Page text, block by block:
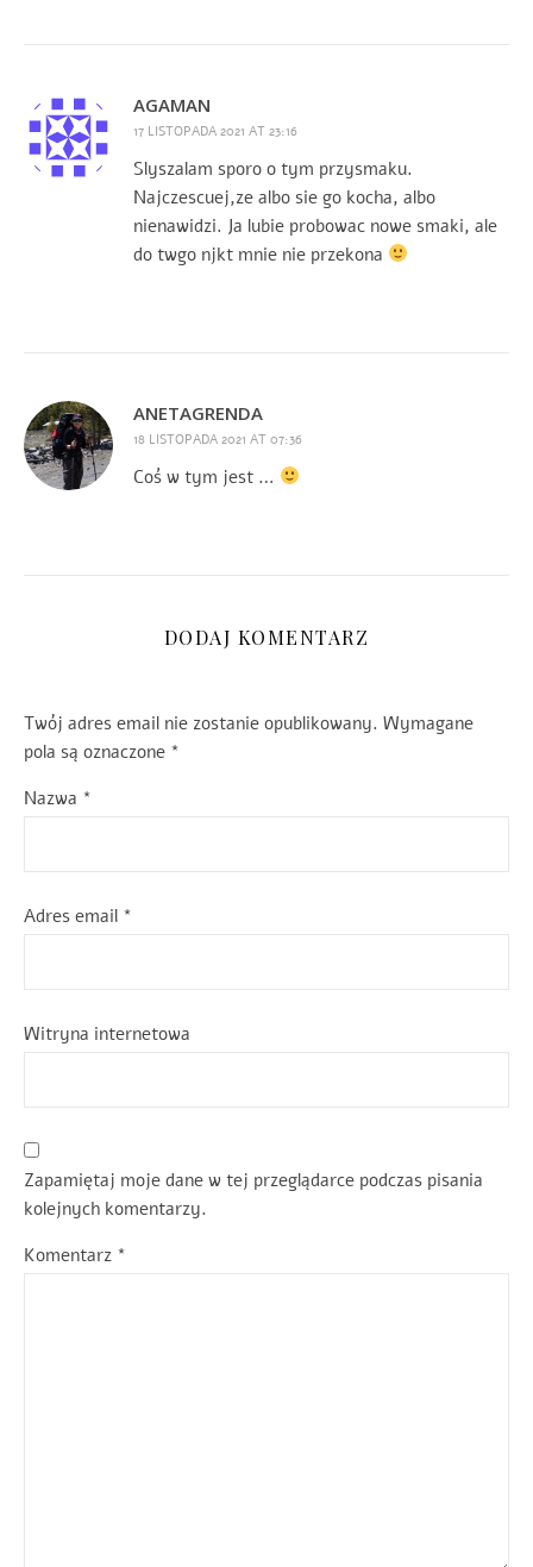
AGAMAN
17 LISTOPADA 2021 AT 23:16
Slyszalam sporo o tym przysmaku.
Najczescuej,ze albo sie go kocha, albo
nienawidzi. Ja lubie probowac nowe smaki, ale
do twgo njkt mnie nie przekona
ANETAGRENDA
18 LISTOPADA 2021 AT 07:36
Coś w tym jest …
DODAJ KOMENTARZ
Twój adres email nie zostanie opublikowany. Wymagane
pola są oznaczone *
Nazwa *
Adres email *
Witryna internetowa
Zapamiętaj moje dane w tej przeglądarce podczas pisania
kolejnych komentarzy.
Komentarz *